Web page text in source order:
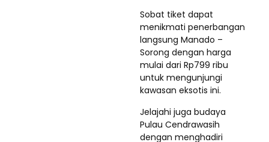
Sobat tiket dapat
menikmati penerbangan
langsung Manado –
Sorong dengan harga
mulai dari Rp799 ribu
untuk mengunjungi
kawasan eksotis ini.
Jelajahi juga budaya
Pulau Cendrawasih
dengan menghadiri